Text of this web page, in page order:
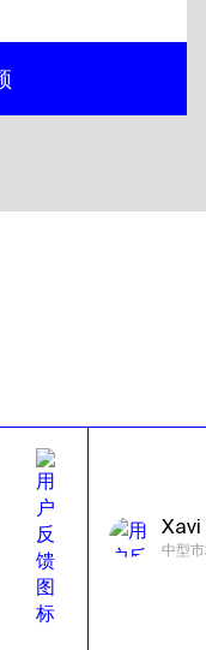
Xavi
中型